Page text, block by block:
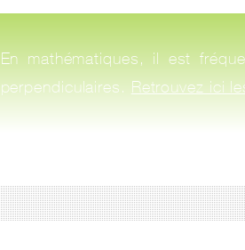
En mathématiques, il est
perpendiculaires. Retrouvez ici